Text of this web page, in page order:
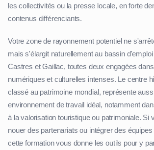
les collectivités ou la presse locale, en forte
contenus différenciants.
Votre zone de rayonnement potentiel ne
mais s'élargit naturellement au bassin
Castres et Gaillac, toutes deux engagées
numériques et culturelles intenses. Le centre
classé au patrimoine mondial, représente
environnement de travail idéal, notamment
à la valorisation touristique ou patrimoniale. Si
nouer des partenariats ou intégrer des
cette formation vous donne les outils pour y